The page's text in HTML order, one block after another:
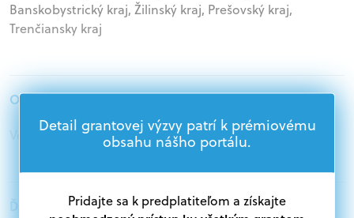
Banskobystrický kraj, Žilinský kraj, Prešovský kraj,
Trenčiansky kraj
Oprávnení žiadatelia:
Veľké podniky, Podnikatelia
Ďalšie informácie:
Detail grantovej výzvy patrí k prémiovému
obsahu nášho portálu.
Pridajte sa k predplatiteľom a získajte